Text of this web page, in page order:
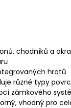
chodníků a
hrotů
různé typy
zámkového
vhodný pro